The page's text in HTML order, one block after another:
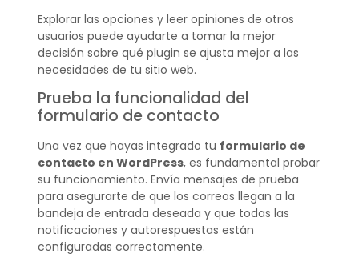
Explorar las opciones y leer opiniones de otros
usuarios puede ayudarte a tomar la mejor
decisión sobre qué plugin se ajusta mejor a las
necesidades de tu sitio web.
Prueba la funcionalidad del
formulario de contacto
Una vez que hayas integrado tu formulario de
contacto en WordPress, es fundamental probar
su funcionamiento. Envía mensajes de prueba
para asegurarte de que los correos llegan a la
bandeja de entrada deseada y que todas las
notificaciones y autorespuestas están
configuradas correctamente.